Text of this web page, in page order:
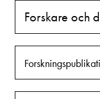
Forskare och